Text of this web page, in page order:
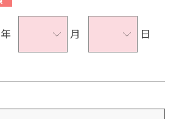
年 月 日